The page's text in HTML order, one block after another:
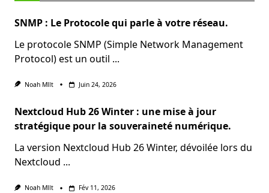
SNMP : Le Protocole qui parle à votre réseau.
Le protocole SNMP (Simple Network Management
Protocol) est un outil ...
Noah Mllt Juin 24, 2026
Nextcloud Hub 26 Winter : une mise à jour
stratégique pour la souveraineté numérique.
La version Nextcloud Hub 26 Winter, dévoilée lors du
Nextcloud ...
Noah Mllt Fév 11, 2026